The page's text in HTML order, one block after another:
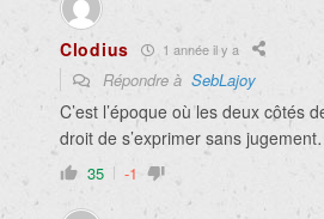
Clodius 1 année il y a
Répondre à SebLajoy
C’est l’époque où les deux côtés
droit de s’exprimer sans
35 -1